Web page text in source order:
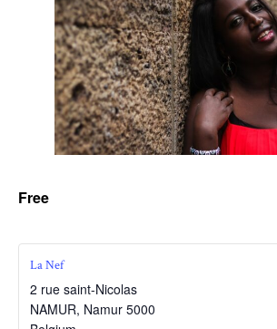
Free
La Nef
2 rue saint-Nicolas
NAMUR, Namur 5000